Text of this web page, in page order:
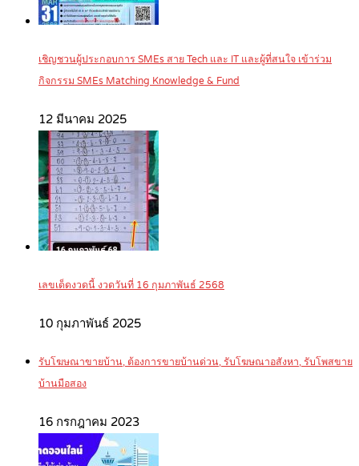
เชิญชวนผู้ประกอบการ SMEs สาย Tech และ IT และผู้ที่สนใจ เข้าร่วม
กิจกรรม SMEs Matching Knowledge & Fund
12 มีนาคม 2025
เลขเด็ดงวดนี้ งวดวันที่ 16 กุมภาพันธ์ 2568
10 กุมภาพันธ์ 2025
รับโฆษณาขายบ้าน, ต้องการขายบ้านด่วน, รับโฆษณาอสังหา, รับโพสขาย
บ้านมือสอง
16 กรกฎาคม 2023